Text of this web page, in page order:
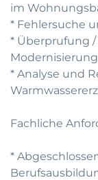
im
* Fehlersuche
* Überprufung /
* Analyse und
Fachliche
*